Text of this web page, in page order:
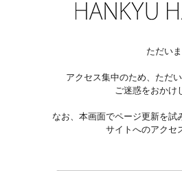
ただい
アクセス集中のため、ただ
ご迷惑をおかけ
なお、本画面でページ更新を
サイトへのアクセ